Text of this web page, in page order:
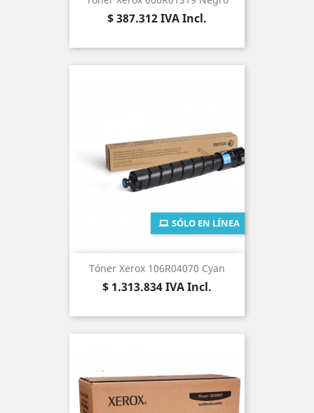
Precio
$ 387.312IVA Incl.
Tóner Xerox 106R04070 Cyan
Precio
$ 1.313.834IVA Incl.
SÓLO EN LÍNEA